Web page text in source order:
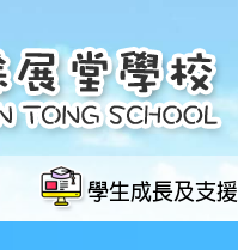
學生成長及支援